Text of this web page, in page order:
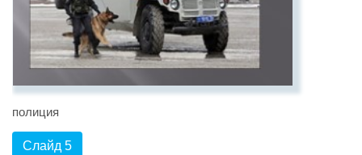
полиция
Слайд 5